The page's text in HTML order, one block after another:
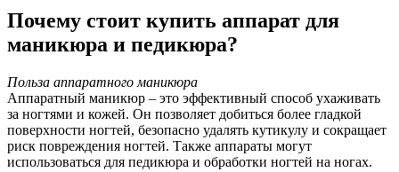
Почему стоит купить аппарат для
маникюра и педикюра?
Польза аппаратного маникюра
Аппаратный маникюр – это эффективный способ ухаживать
за ногтями и кожей. Он позволяет добиться более гладкой
поверхности ногтей, безопасно удалять кутикулу и сокращает
риск повреждения ногтей. Также аппараты могут
использоваться для педикюра и обработки ногтей на ногах.